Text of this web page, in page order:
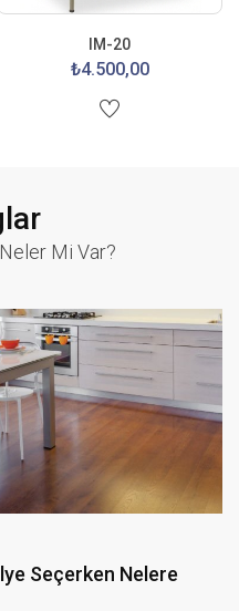
IM-20
₺4.500,00
Mi Var?
Seçerken Nelere